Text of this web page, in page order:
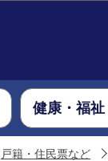
健康・福
戸籍・住民票など